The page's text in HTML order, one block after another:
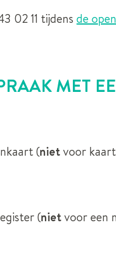
02 11 tijdensde
MET
(nietvoor
(nietvoor een